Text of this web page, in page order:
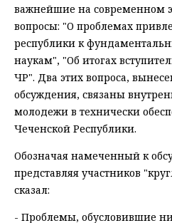
важнейшие на современном
вопросы: "О проблемах
республики к
наукам", "Об итогах
ЧР". Два этих вопроса,
обсуждения, связаны
молодежи в технически
Чеченской Республики.
Обозначая намеченный к
представляя участников
сказал:
- Проблемы, обусловившие